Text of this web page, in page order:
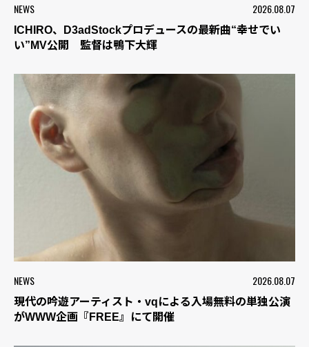
NEWS 2026.08.07
ICHIRO、D3adStockプロデュースの最新曲“幸せでい
い”MV公開 監督は鴨下大輝
NEWS 2026.08.07
現代の吟遊アーティスト・vqによる入場無料の単独公演
がWWW企画『FREE』にて開催